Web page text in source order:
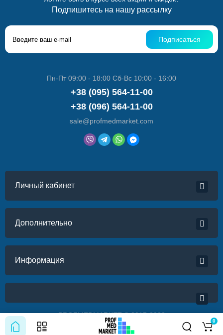
0
Подпишитесь на нашу рассылку
Подписаться
Пн-Пт 09:00 - 18:00 Сб-Вс 10:00 - 16:00
+38 (095) 564-11-00
+38 (096) 564-11-00
sale@profmedmarket.com
Личный кабинет
Дополнительно
Информация
PROFMEDMARKET © 2017-2022